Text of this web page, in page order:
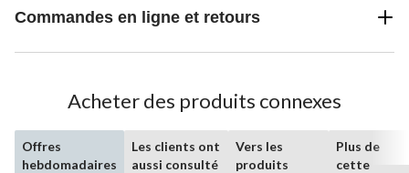
Commandes en ligne et retours
Acheter des produits connexes
Offres
hebdomadaires
Les clients ont
aussi consulté
Vers les
produits
Plus de
cette